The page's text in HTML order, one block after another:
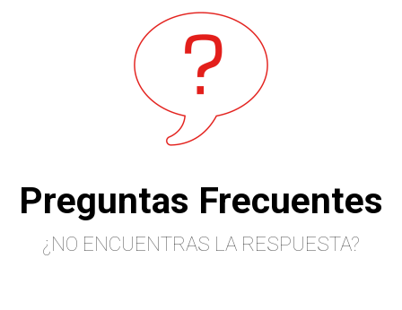
Preguntas Frecuentes
¿NO ENCUENTRAS LA RESPUESTA?